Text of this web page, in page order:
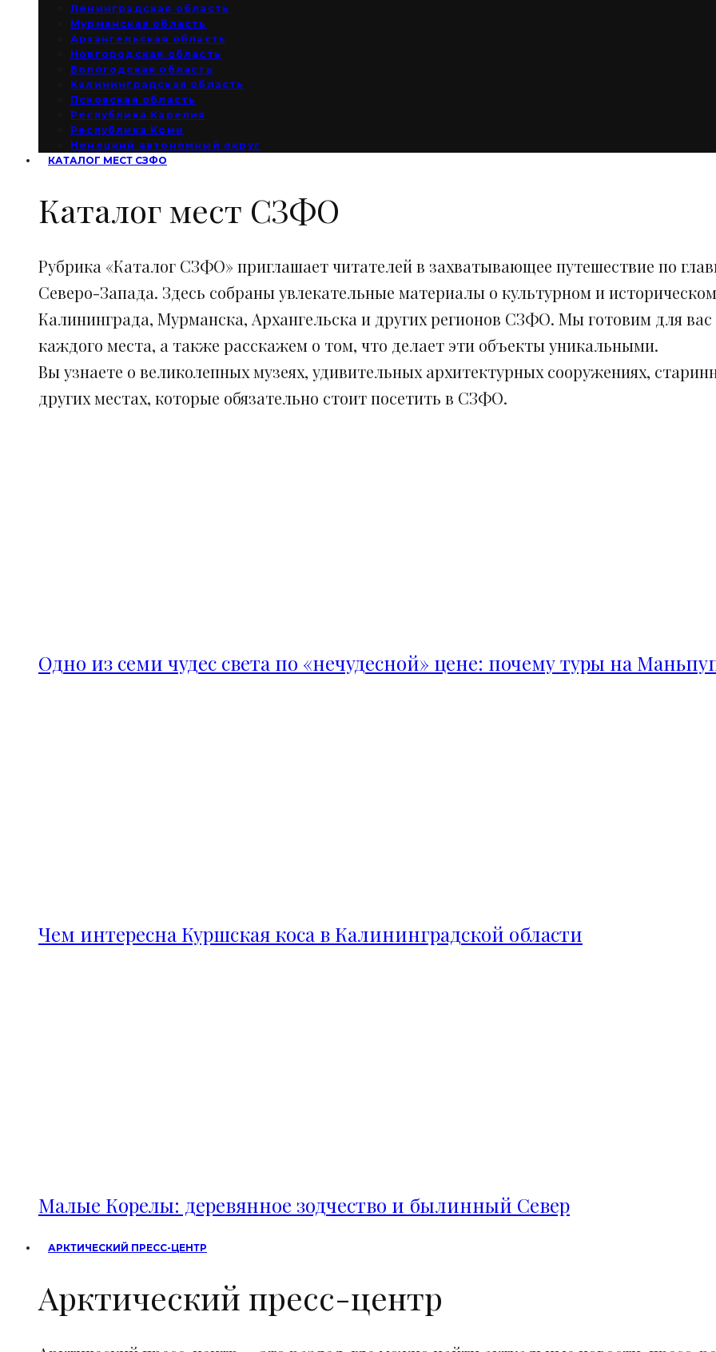
Ленинградская область
Мурманская область
Архангельская область
Новгородская область
Вологодская область
Калининградская область
Псковская область
Республика Карелия
Республика Коми
Ненецкий автономный округ
КАТАЛОГ МЕСТ СЗФО
Каталог мест СЗФО
Рубрика «Каталог СЗФО» приглашает читателей в захватывающее путешествие по
Северо-Запада. Здесь собраны увлекательные материалы о культурном и
Калининграда, Мурманска, Архангельска и других регионов СЗФО. Мы готовим для
каждого места, а также расскажем о том, что делает эти объекты уникальными.
Вы узнаете о великолепных музеях, удивительных архитектурных сооружениях,
других местах, которые обязательно стоит посетить в СЗФО.
Одно из семи чудес света по «нечудесной» цене: почему туры на
Чем интересна Куршская коса в Калининградской области
Малые Корелы: деревянное зодчество и былинный Север
АРКТИЧЕСКИЙ ПРЕСС-ЦЕНТР
Арктический пресс-центр